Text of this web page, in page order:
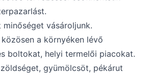
vásároljunk.
a környéken lévő
boltokat, helyi termelői piacokat.
gyümölcsöt, pékárut